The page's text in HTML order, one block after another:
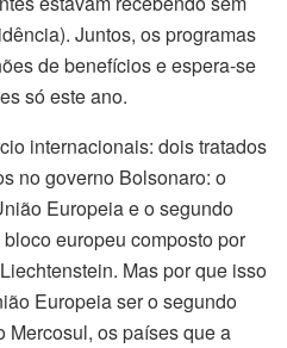
Juntos, os programas
de benefícios e espera-se
só este ano.
internacionais: dois tratados
no governo Bolsonaro: o
Europeia e o segundo
europeu composto por
Mas por que isso
Europeia ser o segundo
Mercosul, os países que a